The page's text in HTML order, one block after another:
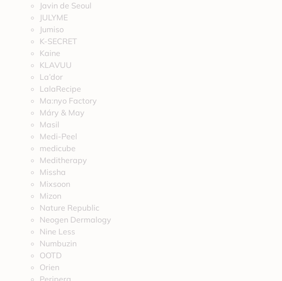
Javin de Seoul
JULYME
Jumiso
K-SECRET
Kaine
KLAVUU
La’dor
LalaRecipe
Ma:nyo Factory
Máry & May
Masil
Medi-Peel
medicube
Meditherapy
Missha
Mixsoon
Mizon
Nature Republic
Neogen Dermalogy
Nine Less
Numbuzin
OOTD
Orien
Peripera